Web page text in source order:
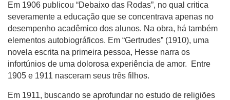
Em 1906 publicou “Debaixo das Rodas”, no qual critica
severamente a educação que se concentrava apenas no
desempenho acadêmico dos alunos. Na obra, há também
elementos autobiográficos. Em “Gertrudes” (1910), uma
novela escrita na primeira pessoa, Hesse narra os
infortúnios de uma dolorosa experiência de amor. Entre
1905 e 1911 nasceram seus três filhos.
Em 1911, buscando se aprofundar no estudo de religiões